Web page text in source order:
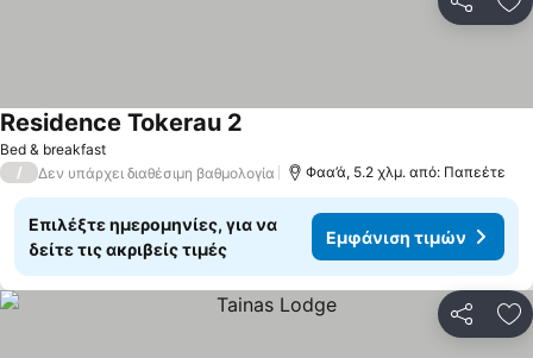
Bed & breakfast
Residence Tokerau 2
/ Δεν υπάρχει διαθέσιμη βαθμολογία Φαα’ά, 5.2 χλμ. από: Παπεέτε
Επιλέξτε ημερομηνίες, για να
δείτε τις ακριβείς τιμές
Εμφάνιση τιμών